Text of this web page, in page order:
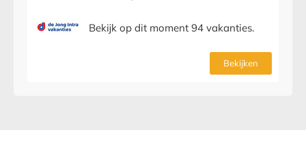
Bekijk op dit moment 94 vakanties.
Bekijken